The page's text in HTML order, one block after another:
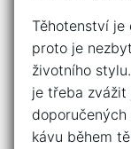
Těhotenství je
proto je
životního
je třeba zvážit
kávu během